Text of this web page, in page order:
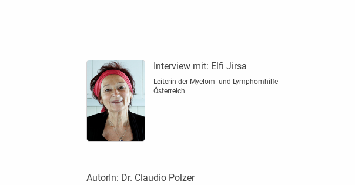
Interview mit: Elfi Jirsa
Leiterin der Myelom- und Lymphomhilfe
Österreich
AutorIn: Dr. Claudio Polzer